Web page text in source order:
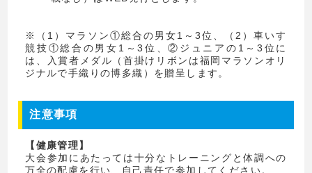
※（1）マラソン①総合の男女1～3位、（2）車いす
競技①総合の男女1～3位、②ジュニアの1～3位に
は、入賞者メダル（首掛けリボンは福岡マラソンオリ
ジナルで手織りの博多織）を贈呈します。
注意事項
【健康管理】
大会参加にあたっては十分なトレーニングと体調への
万全の配慮を行い、自己責任で参加してください。